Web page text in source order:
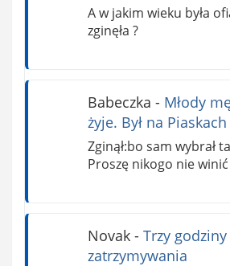
A w jakim wieku była
zginęła ?
Babeczka - Młody
żyje. Był na Piaskach
Zginął:bo sam wybrał
Proszę nikogo nie winić
Novak- Trzy
zatrzymywania